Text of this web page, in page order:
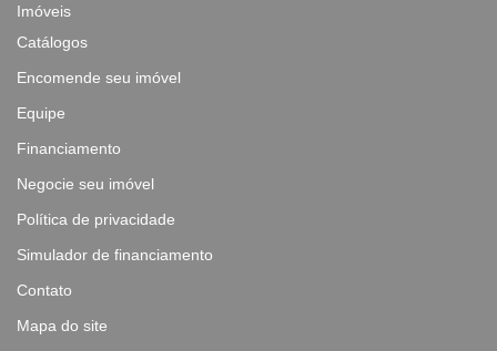
Imóveis
Catálogos
Encomende seu imóvel
Equipe
Financiamento
Negocie seu imóvel
Política de privacidade
Simulador de financiamento
Contato
Mapa do site